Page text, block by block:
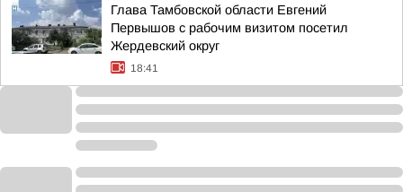
Глава Тамбовской области Евгений
Первышов с рабочим визитом посетил
Жердевский округ
18:41